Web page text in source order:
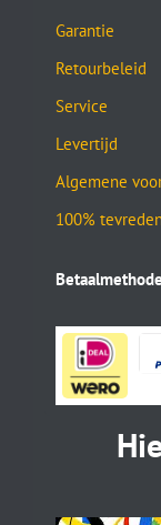
Garantie
Retourbeleid
Service
Levertijd
Algemene
100%